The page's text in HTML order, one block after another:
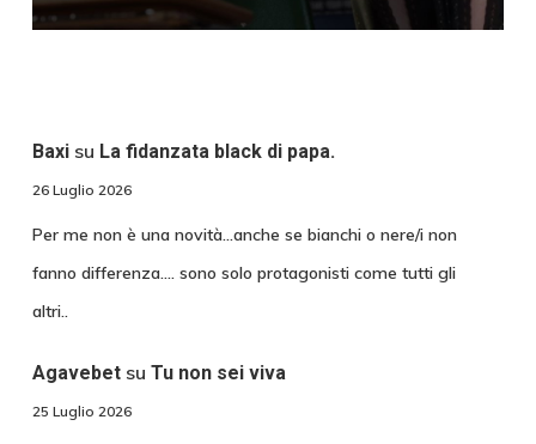
Baxisu La fidanzata black di papa.
26 Luglio 2026
Per me non è una novità...anche se bianchi o nere/i non
fanno differenza.... sono solo protagonisti come tutti gli
altri..
Agavebetsu Tu non sei viva
25 Luglio 2026